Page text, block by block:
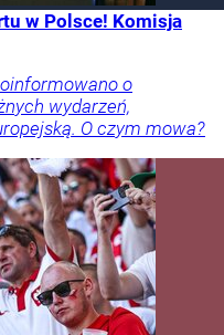
w Polsce! Komisja
o
wydarzeń,
O czym mowa?